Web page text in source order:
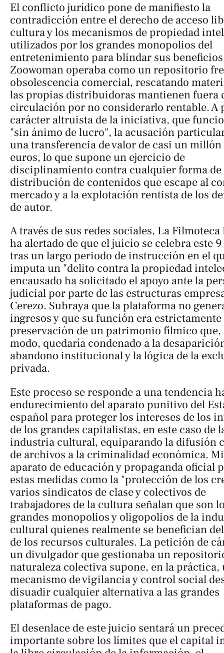
El conflicto jurídico pone de manifiesto la
contradicción entre el derecho de acceso
cultura y los mecanismos de propiedad
utilizados por los grandes monopolios del
entretenimiento para blindar sus
Zoowoman operaba como un repositorio
obsolescencia comercial, rescatando
las propias distribuidoras mantienen fuera
circulación por no considerarlo rentable. A
carácter altruista de la iniciativa, que
"sin ánimo de lucro", la acusación
una transferencia de valor de casi un millón
euros, lo que supone un ejercicio de
disciplinamiento contra cualquier forma de
distribución de contenidos que escape al
mercado y a la explotación rentista de los
de autor.
A través de sus redes sociales, La Filmoteca
ha alertado de que el juicio se celebra este
tras un largo periodo de instrucción en el
imputa un "delito contra la propiedad
encausado ha solicitado el apoyo ante la
judicial por parte de las estructuras
Cerezo. Subraya que la plataforma no
ingresos y que su función era estrictamente
preservación de un patrimonio fílmico que,
modo, quedaría condenado a la
abandono institucional y la lógica de la
privada.
Este proceso se responde a una tendencia
endurecimiento del aparato punitivo del
español para proteger los intereses de los
de los grandes capitalistas, en este caso de
industria cultural, equiparando la difusión
de archivos a la criminalidad económica.
aparato de educación y propaganda oficial
estas medidas como la "protección de los
varios sindicatos de clase y colectivos de
trabajadores de la cultura señalan que son
grandes monopolios y oligopolios de la
cultural quienes realmente se benefician
de los recursos culturales. La petición de
un divulgador que gestionaba un
naturaleza colectiva supone, en la práctica,
mecanismo de vigilancia y control social
disuadir cualquier alternativa a las grandes
plataformas de pago.
El desenlace de este juicio sentará un
importante sobre los límites que el capital